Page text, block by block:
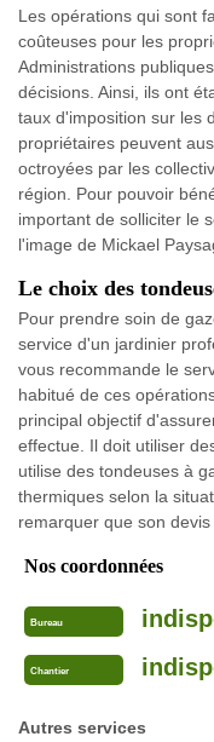
Les opérations qui sont
coûteuses pour les
Administrations
décisions. Ainsi, ils ont
taux d'imposition sur les
propriétaires peuvent
octroyées par les
région. Pour pouvoir
important de solliciter le
l'image de Mickael
Le choix des
Pour prendre soin de
service d'un jardinier
vous recommande le
habitué de ces
principal objectif
effectue. Il doit utiliser
utilise des tondeuses à
thermiques selon la
remarquer que son
Nos coordonnées
Bureau
Chantier
Autres services